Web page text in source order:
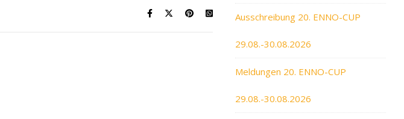
Ausschreibung 20. ENNO-CUP
29.08.-30.08.2026
Meldungen 20. ENNO-CUP
29.08.-30.08.2026